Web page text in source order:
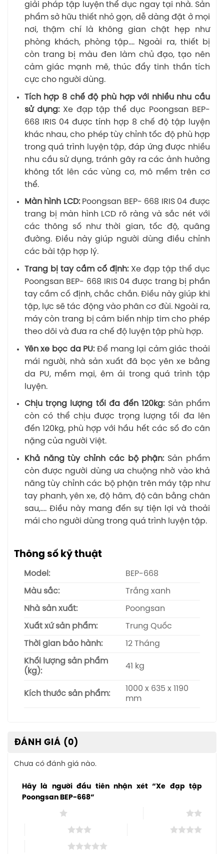
giải pháp tập luyện thể dục ngay tại nhà. Sản
phẩm sở hữu thiết nhỏ gọn, dễ dàng đặt ở mọi
nơi, thậm chí là không gian chật hẹp như
phòng khách, phòng tập…. Ngoài ra, thiết bị
còn trang bị màu đen làm chủ đạo, tạo nên
cảm giác mạnh mẽ, thúc đẩy tinh thần tích
cực cho người dùng.
Tích hợp 8 chế độ phù hợp với nhiều nhu cầu
sử dụng:Xe đạp tập thể dục Poongsan BEP-
668 IRIS 04 được tính hợp 8 chế độ tập luyện
khác nhau, cho phép tùy chỉnh tốc độ phù hợp
trong quá trình luyện tập, đáp ứng được nhiều
nhu cầu sử dụng, tránh gây ra các ảnh hưởng
không tốt lên các vùng cơ, mô mềm trên cơ
thể.
Màn hình LCD:Poongsan BEP- 668 IRIS 04 được
trang bị màn hình LCD rõ ràng và sắc nét với
các thông số như thời gian, tốc độ, quãng
đường. Điều này giúp người dùng điều chỉnh
các bài tập hợp lý.
Trang bị tay cầm cố định:Xe đạp tập thể dục
Poongsan BEP- 668 IRIS 04 được trang bị phần
tay cầm cố định, chắc chắn. Điều này giúp khi
tập, lực sẽ tác động vào phân cơ đùi. Ngoài ra,
máy còn trang bị cảm biến nhịp tim cho phép
theo dõi và đưa ra chế độ luyện tập phù hợp.
Yên xe bọc da PU:Để mang lại cảm giác thoải
mái người, nhà sản xuất đã bọc yên xe bằng
da PU, mềm mại, êm ái trong quá trình tập
luyện.
Chịu trọng lượng tối đa đến 120kg:Sản phẩm
còn có thể chịu được trọng lượng tối đa lên
đến 120kg, phù hợp với hầu hết các số đo cân
nặng của người Việt.
Khả năng tùy chỉnh các bộ phận:Sản phẩm
còn được người dùng ưa chuộng nhờ vào khả
năng tùy chỉnh các bộ phận trên máy tập như
tay phanh, yên xe, độ hãm, độ cân bằng chân
sau,…. Điều này mang đến sự tiện lợi và thoải
mái cho người dùng trong quá trình luyện tập.
Thông số kỹ thuật
Model: BEP-668
Màu sắc: Trắng xanh
Nhà sản xuất: Poongsan
Xuất xứ sản phẩm: Trung Quốc
Thời gian bảo hành: 12 Tháng
Khối lượng sản phẩm
(kg):
41 kg
Kích thước sản phẩm:
1000 x 635 x 1190
mm
ĐÁNH GIÁ (0)
Chưa có đánh giá nào.
Hãy là người đầu tiên nhận xét “Xe đạp tập
Poongsan BEP-668”